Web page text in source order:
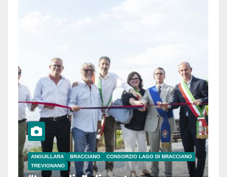
ANGUILLARA BRACCIANO
CONSORZIO LAGO DI BRACCIANO
TREVIGNANO